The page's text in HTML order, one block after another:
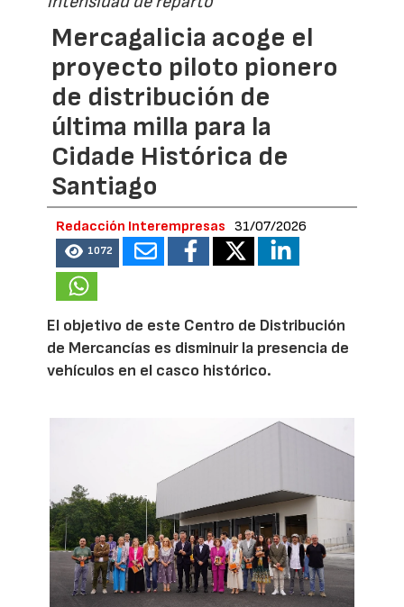
Mercagalicia acoge el
proyecto piloto pionero
de distribución de
última milla para la
Cidade Histórica de
Santiago
Redacción Interempresas 31/07/2026
1072
El objetivo de este Centro de Distribución
de Mercancías es disminuir la presencia de
vehículos en el casco histórico.